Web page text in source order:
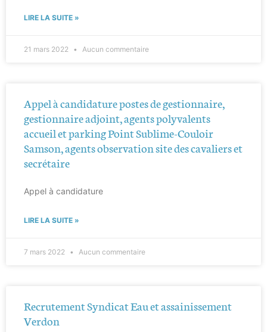
LIRE LA SUITE »
21 mars 2022 Aucun commentaire
Appel à candidature postes de gestionnaire,
gestionnaire adjoint, agents polyvalents
accueil et parking Point Sublime-Couloir
Samson, agents observation site des cavaliers et
secrétaire
Appel à candidature
LIRE LA SUITE »
7 mars 2022 Aucun commentaire
Recrutement Syndicat Eau et assainissement
Verdon